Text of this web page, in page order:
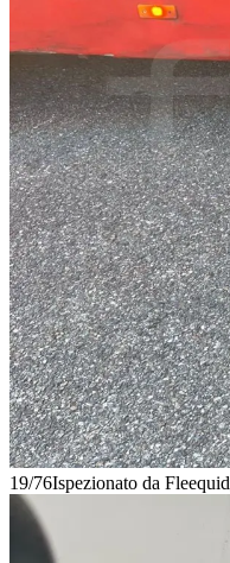
19/76Ispezionato da Fleequid